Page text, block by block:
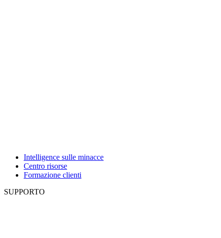
Intelligence sulle minacce
Centro risorse
Formazione clienti
SUPPORTO